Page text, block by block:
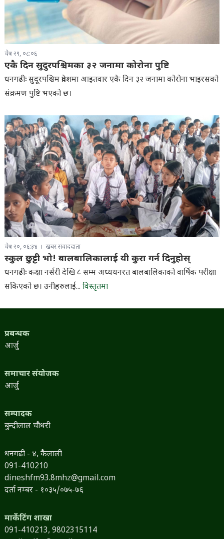
चैत्र २९, ०८:०६
एकै दिन सुदुरपश्चिमका ३२ जनामा कोरोना पुष्टि
धनगढीः सुदूरपश्चिम प्रदेशमा आइतवार एकै दिन ३२ जनामा कोरोना भाइरसको
संक्रमण पुष्टि भएको छ।
चैत्र २०, ०६:३४ खबर संवाददाता
स्कुल छुट्टी भो! बालबालिकालाई यी कुरा गर्न दिनुहोस्
धनगढीः कक्षा नर्सरी देखि ८ सम्म अध्ययनरत बालबालिकाको वार्षिक परीक्षा
सकिएको छ। उनीहरुलाई... विस्तृतमा
प्रबन्धक
आर्जु
समाचार संयोजक
आर्जु
सम्पादक
बुन्दीलाल चौधरी
धनगढी - ४, कैलाली
091-410210
dineshfm93.8mhz@gmail.com
दर्ता नम्बर - १०३५/०७५-७६
मार्केटिंग शाखा
091-410213, 9802315114